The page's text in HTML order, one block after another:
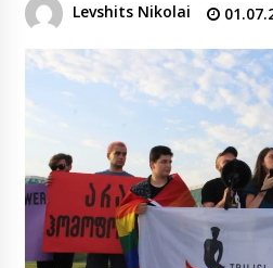
Levshits Nikolai